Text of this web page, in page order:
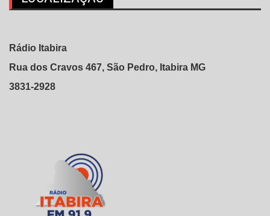
Rádio Itabira
Rua dos Cravos 467, São Pedro, Itabira MG
3831-2928